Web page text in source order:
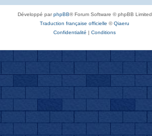
Développé parphpBB® Forum Software © phpBB Limited
Traduction française officielle ©Qiaeru
Confidentialité | Conditions